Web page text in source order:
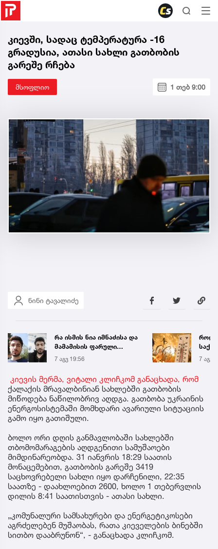
კიევში, სადაც ტემპერატურა -16
გრადუსია, ათასი სახლი გათბობის
გარეშე რჩება
მსოფლიო 1 თებ 9:00
ნინი ტავალიძე
როდის ელოდებიან
საქართველოში +40-
გრადუსიან სიცხეს
7 აგვ 20:41 13
კიევის მერმა, ვიტალი კლიჩკომ განაცხადა, რომ
ქალაქის მრავალბინიან სახლებში გათბობის
მიწოდება ნაწილობრივ აღდგა. გათბობა უკრაინის
ენერგოსისტემაში მომხდარი ავარიული სიტუაციის
გამო იყო გათიშული.
ბოლო ორი დღის განმავლობაში სახლებში
თბომომარაგების აღდგენითი სამუშაოები
მიმდინარეობდა. 31 იანვრის 18:29 საათის
მონაცემებით, გათბობის გარეშე 3419
საცხოვრებელი სახლი იყო დარჩენილი, 22:35
საათზე - დაახლოებით 2600, ხოლო 1 თებერვლის
დილის 8:41 საათისთვის - ათასი სახლი.
„კომუნალური სამსახურები და ენერგეტიკოსები
აგრძელებენ მუშაობას, რათა კიეველების ბინებში
სითბო დააბრუნონ“, - განაცხადა კლიჩკომ.